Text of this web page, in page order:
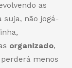
as
suja, não jogá-
organizado,
menos